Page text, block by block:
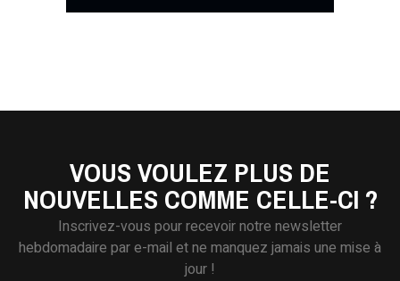
VOUS VOULEZ PLUS DE
NOUVELLES COMME CELLE-CI ?
Inscrivez-vous pour recevoir notre newsletter
hebdomadaire par e-mail et ne manquez jamais une mise à
jour !